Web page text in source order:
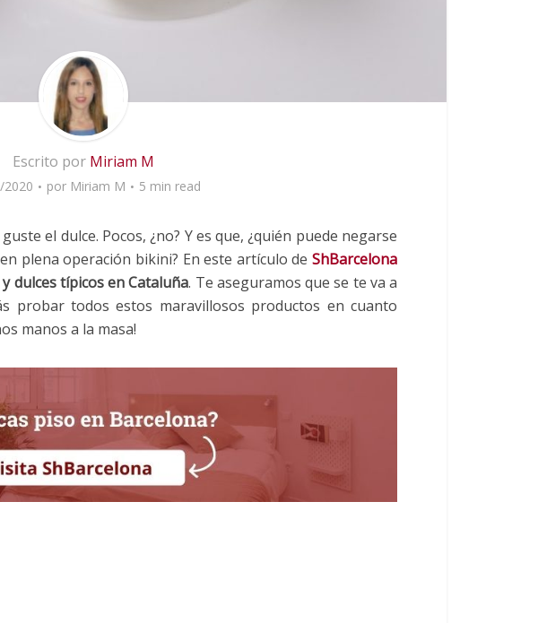
Escrito por Miriam M
2020 por Miriam M 5 min read
el dulce. Pocos, ¿no? Y es que, ¿quién puede negarse
plena operación bikini? En este artículo de ShBarcelona
dulces típicos en Cataluña. Te aseguramos que se te va a
probar todos estos maravillosos productos en cuanto
manos a la masa!